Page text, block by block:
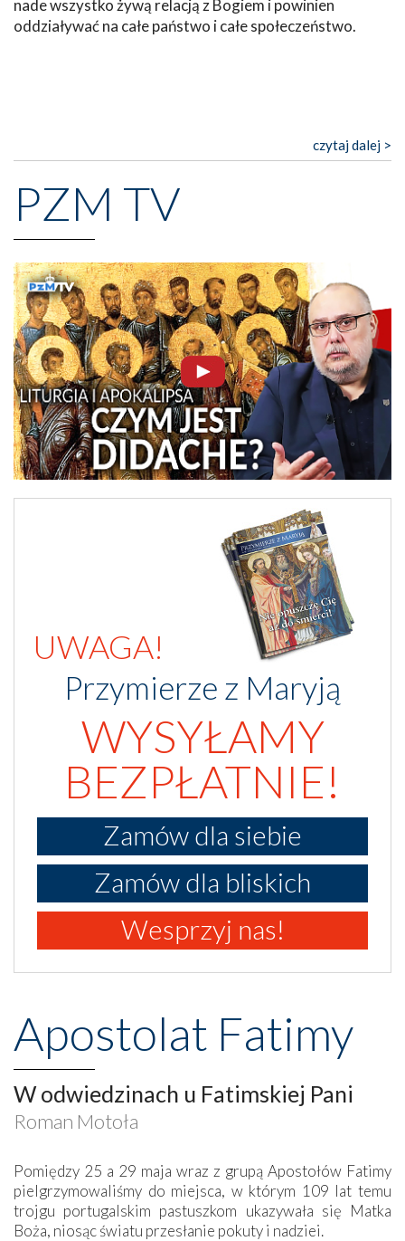
nade wszystko żywą relacją z Bogiem i powinien
oddziaływać na całe państwo i całe społeczeństwo.
czytaj dalej >
PZM TV
UWAGA!
Przymierze z Maryją
WYSYŁAMY
BEZPŁATNIE!
Zamów dla siebie
Zamów dla bliskich
Wesprzyj nas!
Apostolat Fatimy
W odwiedzinach u Fatimskiej Pani
Roman Motoła
Pomiędzy 25 a 29 maja wraz z grupą Apostołów Fatimy
pielgrzymowaliśmy do miejsca, w którym 109 lat temu
trojgu portugalskim pastuszkom ukazywała się Matka
Boża, niosąc światu przesłanie pokuty i nadziei.